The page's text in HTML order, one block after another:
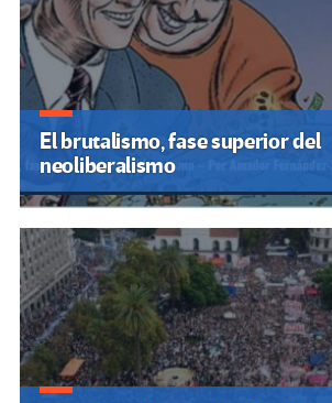
El brutalismo, fase superior del
neoliberalismo